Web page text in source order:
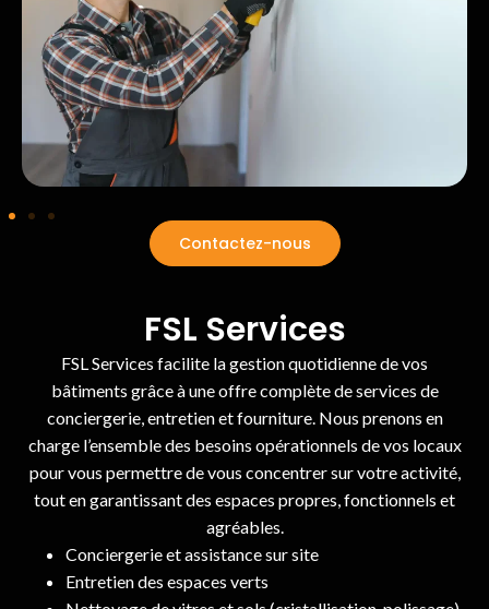
Contactez-nous
FSL Services
FSL Services facilite la gestion quotidienne de vos
bâtiments grâce à une offre complète de services de
conciergerie, entretien et fourniture. Nous prenons en
charge l’ensemble des besoins opérationnels de vos locaux
pour vous permettre de vous concentrer sur votre activité,
tout en garantissant des espaces propres, fonctionnels et
agréables.
Conciergerie et assistance sur site
Entretien des espaces verts